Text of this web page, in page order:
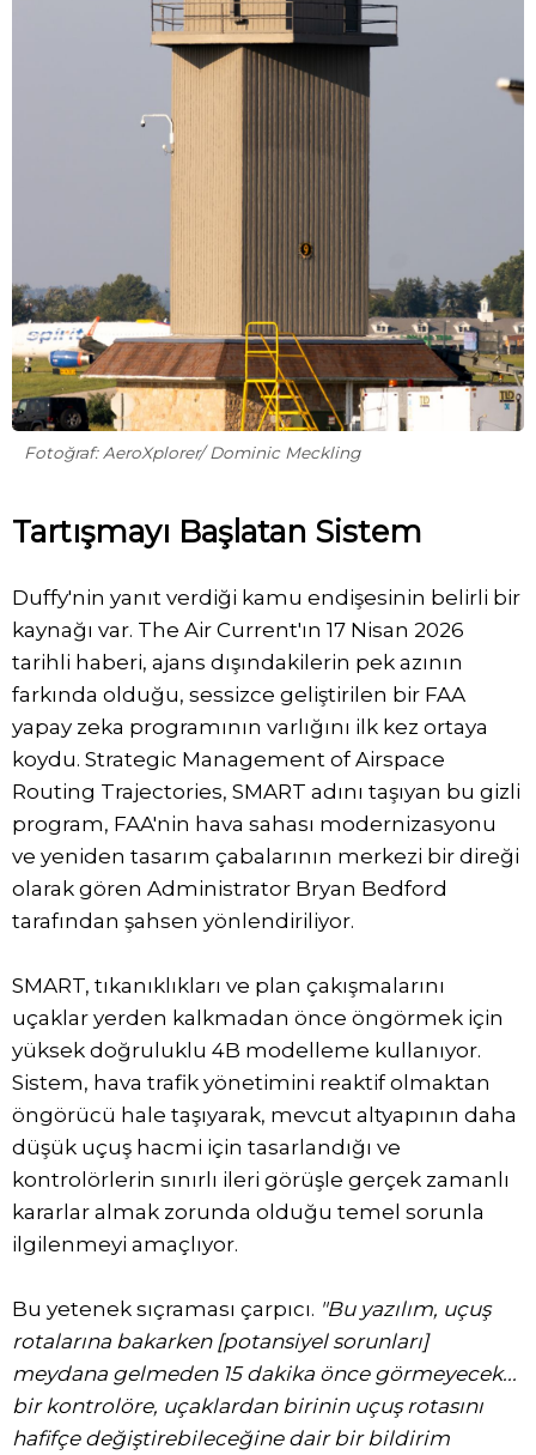
Fotoğraf: AeroXplorer/ Dominic Meckling
Tartışmayı Başlatan Sistem
Duffy'nin yanıt verdiği kamu endişesinin belirli bir
kaynağı var. The Air Current'ın 17 Nisan 2026
tarihli haberi, ajans dışındakilerin pek azının
farkında olduğu, sessizce geliştirilen bir FAA
yapay zeka programının varlığını ilk kez ortaya
koydu. Strategic Management of Airspace
Routing Trajectories, SMART adını taşıyan bu gizli
program, FAA'nin hava sahası modernizasyonu
ve yeniden tasarım çabalarının merkezi bir direği
olarak gören Administrator Bryan Bedford
tarafından şahsen yönlendiriliyor.
SMART, tıkanıklıkları ve plan çakışmalarını
uçaklar yerden kalkmadan önce öngörmek için
yüksek doğruluklu 4B modelleme kullanıyor.
Sistem, hava trafik yönetimini reaktif olmaktan
öngörücü hale taşıyarak, mevcut altyapının daha
düşük uçuş hacmi için tasarlandığı ve
kontrolörlerin sınırlı ileri görüşle gerçek zamanlı
kararlar almak zorunda olduğu temel sorunla
ilgilenmeyi amaçlıyor.
Bu yetenek sıçraması çarpıcı. "Bu yazılım, uçuş
rotalarına bakarken [potansiyel sorunları]
meydana gelmeden 15 dakika önce görmeyecek...
bir kontrolöre, uçaklardan birinin uçuş rotasını
hafifçe değiştirebileceğine dair bir bildirim